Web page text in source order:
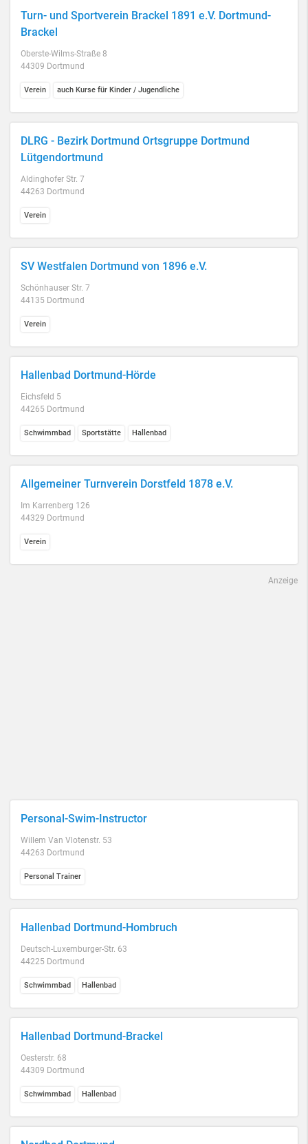
Turn- und Sportverein Brackel 1891 e.V. Dortmund-
Brackel
Oberste-Wilms-Straße 8
44309 Dortmund
Verein auch Kurse für Kinder / Jugendliche
DLRG - Bezirk Dortmund Ortsgruppe Dortmund
Lütgendortmund
Aldinghofer Str. 7
44263 Dortmund
Verein
SV Westfalen Dortmund von 1896 e.V.
Schönhauser Str. 7
44135 Dortmund
Verein
Hallenbad Dortmund-Hörde
Eichsfeld 5
44265 Dortmund
Schwimmbad Sportstätte Hallenbad
Allgemeiner Turnverein Dorstfeld 1878 e.V.
Im Karrenberg 126
44329 Dortmund
Verein
Anzeige
Personal-Swim-Instructor
Willem Van Vlotenstr. 53
44263 Dortmund
Personal Trainer
Hallenbad Dortmund-Hombruch
Deutsch-Luxemburger-Str. 63
44225 Dortmund
Schwimmbad Hallenbad
Hallenbad Dortmund-Brackel
Oesterstr. 68
44309 Dortmund
Schwimmbad Hallenbad